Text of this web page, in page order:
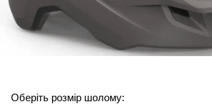
Оберіть розмір шолому: